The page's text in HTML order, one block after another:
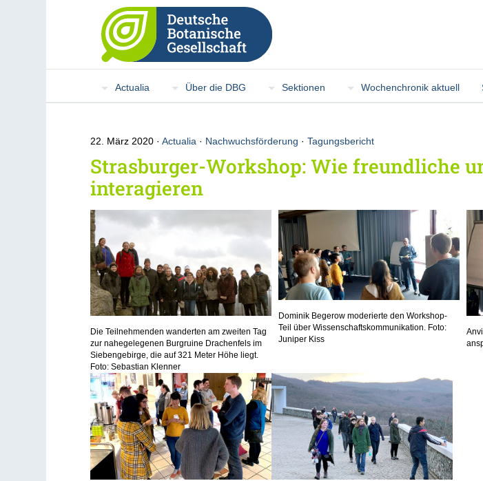
Actualia Über die DBG Sektionen Wochenchronik aktuell
22. März 2020 Actualia · Nachwuchsförderung ·Tagungsbericht
Strasburger-Workshop: Wie freundliche
interagieren
Die Teilnehmenden wanderten am zweiten Tag
zur nahegelegenen Burgruine Drachenfels im
Siebengebirge, die auf 321 Meter Höhe liegt.
Foto: Sebastian Klenner
Dominik Begerow moderierte den Workshop-
Teil über Wissenschaftskommunikation. Foto:
Juniper Kiss